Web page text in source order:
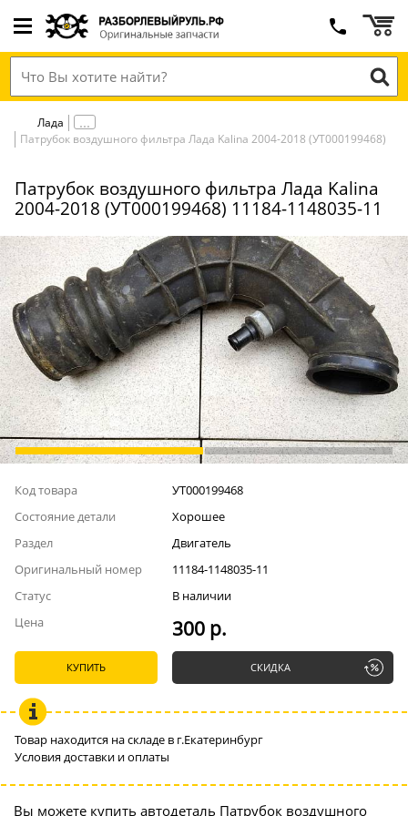
Лада
Патрубок воздушного фильтра Лада Kalina 2004-2018 (УТ000199468)
Патрубок воздушного фильтра Лада Kalina
2004-2018 (УТ000199468) 11184-1148035-11
Код товара
УТ000199468
Состояние детали
Хорошее
Раздел
Двигатель
Оригинальный номер
11184-1148035-11
Статус
В наличии
Цена
300 р.
КУПИТЬ СКИДКА
Товар находится на складе в г.Екатеринбург
Условия доставки и оплаты
Вы можете купить автодеталь Патрубок воздушного